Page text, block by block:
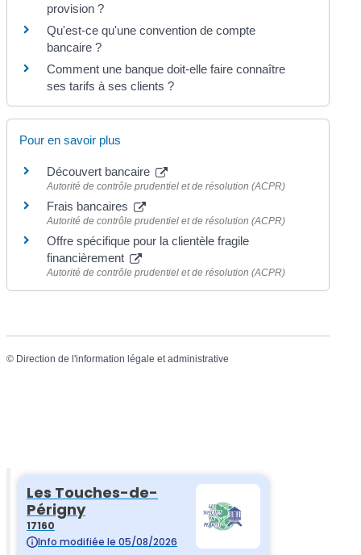
provision ?
Qu'est-ce qu'une convention de compte
bancaire ?
Comment une banque doit-elle faire connaître
ses tarifs à ses clients ?
Pour en savoir plus
Découvert bancaire
Autorité de contrôle prudentiel et de résolution (ACPR)
Frais bancaires
Autorité de contrôle prudentiel et de résolution (ACPR)
Offre spécifique pour la clientèle fragile
financièrement
Autorité de contrôle prudentiel et de résolution (ACPR)
© Direction de l'information légale et administrative